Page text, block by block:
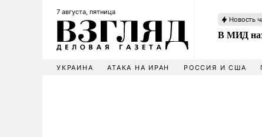
7 августа, пятница
Новость
В МИД
УКРАИНА АТАКА НА ИРАН РОССИЯ И США